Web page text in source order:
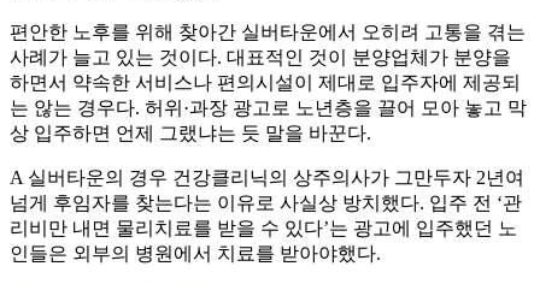
편안한 노후를 위해 찾아간 실버타운에서 오히려 고통을 겪는
사례가 늘고 있는 것이다. 대표적인 것이 분양업체가 분양을
하면서 약속한 서비스나 편의시설이 제대로 입주자에 제공되
는 않는 경우다. 허위·과장 광고로 노년층을 끌어 모아 놓고 막
상 입주하면 언제 그랬냐는 듯 말을 바꾼다.
A 실버타운의 경우 건강클리닉의 상주의사가 그만두자 2년여
넘게 후임자를 찾는다는 이유로 사실상 방치했다. 입주 전 ‘관
리비만 내면 물리치료를 받을 수 있다’는 광고에 입주했던 노
인들은 외부의 병원에서 치료를 받아야했다.